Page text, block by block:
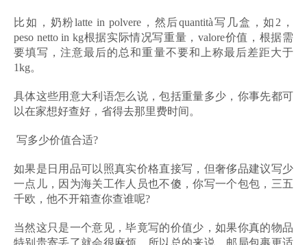
比如，奶粉latte in polvere，然后quantità写几盒，如2，
peso netto in kg根据实际情况写重量，valore价值，根据需
要填写，注意最后的总和重量不要和上称最后差距大于
1kg。
具体这些用意大利语怎么说，包括重量多少，你事先都可
以在家想好查好，省得去那里费时间。
写多少价值合适?
如果是日用品可以照真实价格直接写，但奢侈品建议写少
一点儿，因为海关工作人员也不傻，你写一个包包，三五
千欧，他不开箱查你查谁呢?
当然这只是一个意见，毕竟写的价值少，如果你真的物品
特别贵寄丢了就会很麻烦。所以总的来说，邮局包裹更适